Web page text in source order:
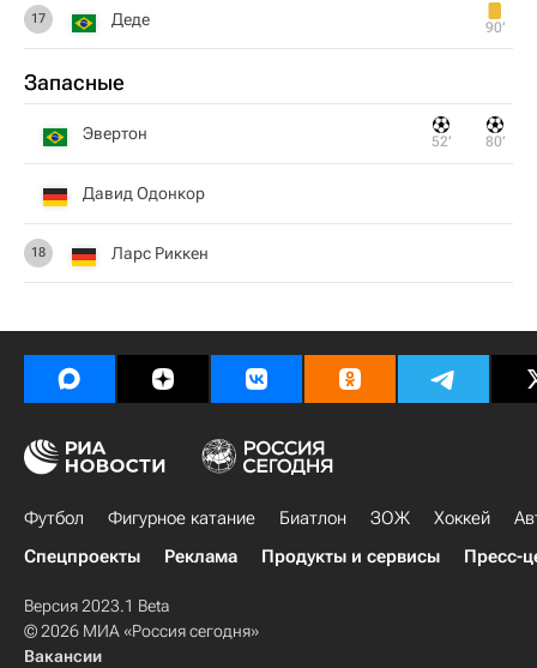
17 Деде 90‎’‎
Запасные
Эвертон 52‎’‎ 80‎’‎
Давид Одонкор
18 Ларс Риккен
Футбол Фигурное катание Биатлон ЗОЖ Хоккей
Спецпроекты
Реклама Продукты и сервисы Пресс-
Версия 2023.1 Beta
© 2026 МИА «Россия сегодня»
Вакансии